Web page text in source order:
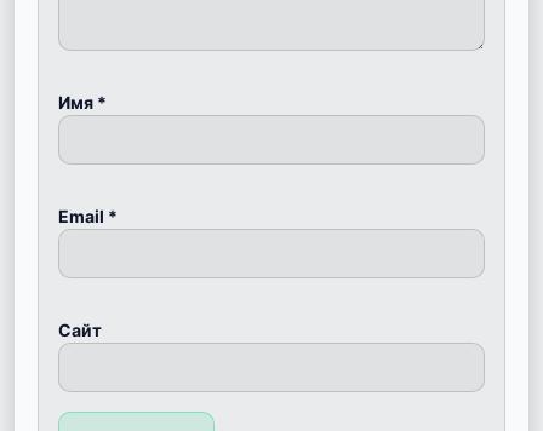
Имя *
Email *
Сайт